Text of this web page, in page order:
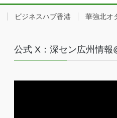
ビジネスハブ香港 華強北オ
公式 X：深セン広州情報